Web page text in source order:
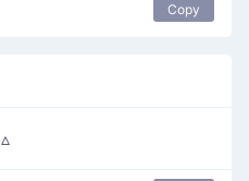
Copy
▵